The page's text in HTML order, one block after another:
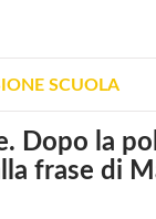
SCUOLA
Dopo la
frase di